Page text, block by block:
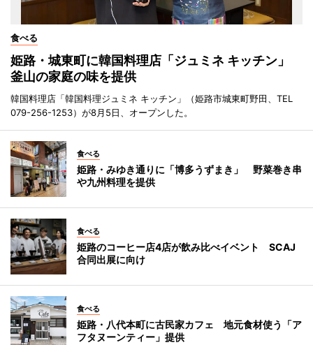
食べる
姫路・城東町に韓国料理店「ジュミネ キッチン」
釜山の家庭の味を提供
韓国料理店「韓国料理ジュミネ キッチン」（姫路市城東町野田、TEL
079-256-1253）が8月5日、オープンした。
食べる
姫路・みゆき通りに「博多うずまき」 野菜巻き串
や九州料理を提供
食べる
姫路のコーヒー店4店が飲み比べイベント SCAJ
合同出展に向け
食べる
姫路・八代本町に古民家カフェ 地元食材使う「ア
フタヌーンティー」提供